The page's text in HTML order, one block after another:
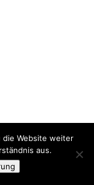
die Website weiter
aus.